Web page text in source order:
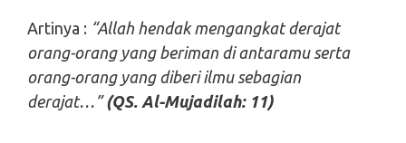
Artinya : “Allah hendak mengangkat derajat
orang-orang yang beriman di antaramu serta
orang-orang yang diberi ilmu sebagian
derajat…”(QS. Al-Mujadilah: 11)